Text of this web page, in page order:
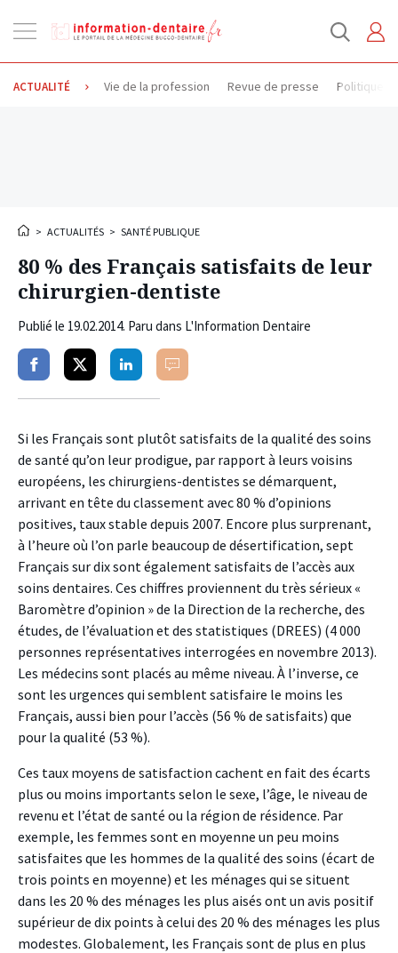
la
navigation
ACTUALITÉ Vie de la profession Revue de presse Politique
> ACTUALITÉS > SANTÉ PUBLIQUE
80 % des Français satisfaits de leur
chirurgien-dentiste
Publié le 19.02.2014. Paru dans L'Information Dentaire
PartagerPartagerPartagerCommenter
Si les Français sont plutôt satisfaits de la qualité des soins
de santé qu’on leur prodigue, par rapport à leurs voisins
européens, les chirurgiens-dentistes se démarquent,
arrivant en tête du classement avec 80 % d’opinions
positives, taux stable depuis 2007. Encore plus surprenant,
à l’heure où l’on parle beaucoup de désertification, sept
Français sur dix sont également satisfaits de l’accès aux
soins dentaires. Ces chiffres proviennent du très sérieux «
Baromètre d’opinion » de la Direction de la recherche, des
études, de l’évaluation et des statistiques (DREES) (4 000
personnes représentatives interrogées en novembre 2013).
Les médecins sont placés au même niveau. À l’inverse, ce
sont les urgences qui semblent satisfaire le moins les
Français, aussi bien pour l’accès (56 % de satisfaits) que
pour la qualité (53 %).
Ces taux moyens de satisfaction cachent en fait des écarts
plus ou moins importants selon le sexe, l’âge, le niveau de
revenu et l’état de santé ou la région de résidence. Par
exemple, les femmes sont en moyenne un peu moins
satisfaites que les hommes de la qualité des soins (écart de
trois points en moyenne) et les ménages qui se situent
dans les 20 % des ménages les plus aisés ont un avis positif
supérieur de dix points à celui des 20 % des ménages les plus
modestes. Globalement, les Français sont de plus en plus